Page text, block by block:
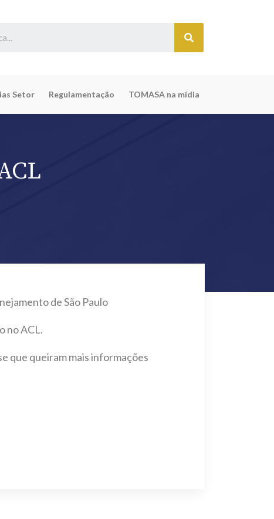
Setor Regulamentação TOMASA na mídia
de São Paulo
no ACL.
que queiram mais informações